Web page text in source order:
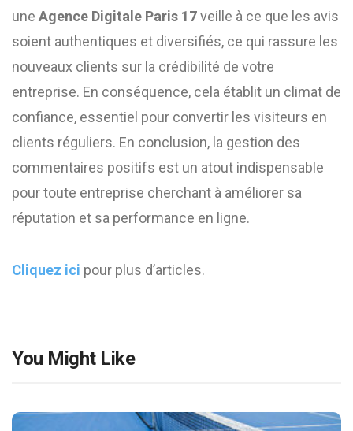
une Agence Digitale Paris 17veille à ce que les avis
soient authentiques et diversifiés, ce qui rassure les
nouveaux clients sur la crédibilité de votre
entreprise. En conséquence, cela établit un climat de
confiance, essentiel pour convertir les visiteurs en
clients réguliers. En conclusion, la gestion des
commentaires positifs est un atout indispensable
pour toute entreprise cherchant à améliorer sa
réputation et sa performance en ligne.
Cliquez ici pour plus d’articles.
You Might Like